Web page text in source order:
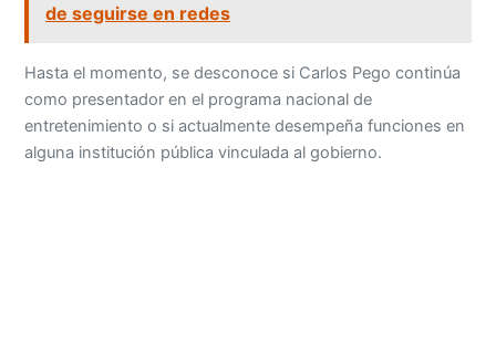
de seguirse en redes
Hasta el momento, se desconoce si Carlos Pego continúa
como presentador en el programa nacional de
entretenimiento o si actualmente desempeña funciones en
alguna institución pública vinculada al gobierno.